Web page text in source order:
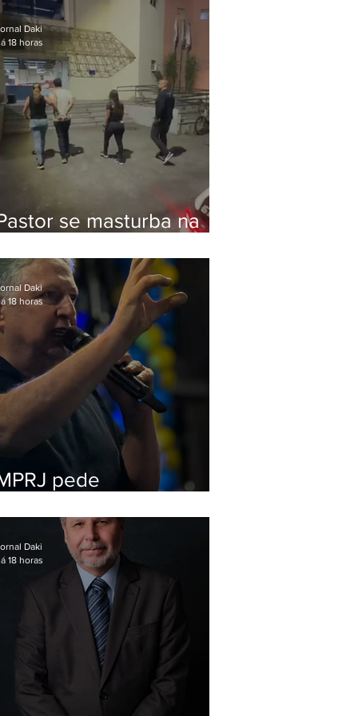
em Botafogo
se masturba na
na Zona Oeste
Daki
18 horas
pede
Daki
18 horas
Daki
18 horas